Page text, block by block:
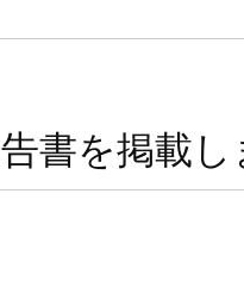
書を掲載し